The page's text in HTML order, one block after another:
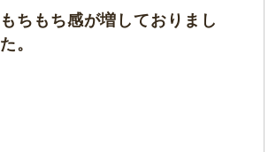
もちもち感が増しておりまし
た。